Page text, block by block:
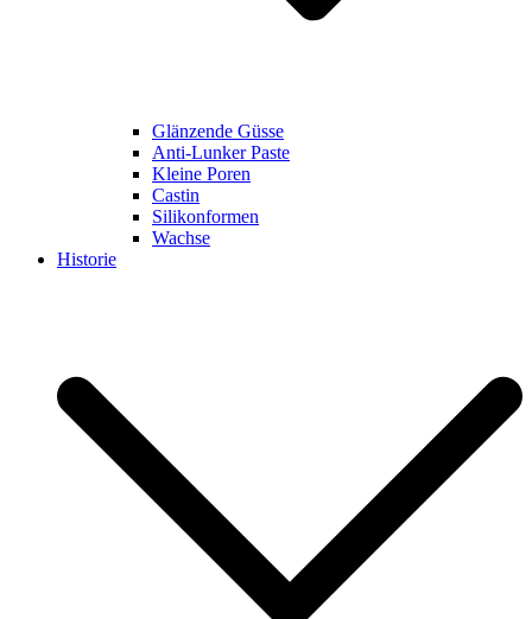
Glänzende Güsse
Anti-Lunker Paste
Kleine Poren
Castin
Silikonformen
Wachse
Historie